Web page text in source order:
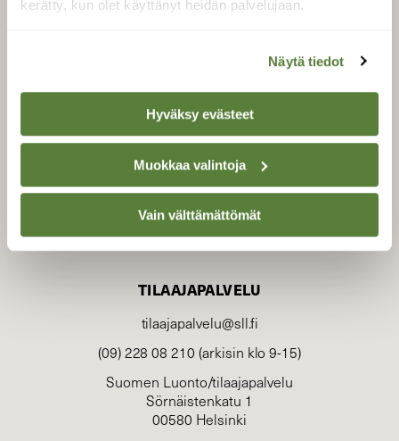
kerätty, kun olet käyttänyt heidän palvelujaan.
Näytä tiedot
Hyväksy evästeet
Muokkaa valintoja
Vain välttämättömät
Suomen Luonto -lehden
luonnonsuojelu­liitto.
TILAAJAPALVELU
tilaajapalvelu@sll.fi
(09) 228 08 210 (arkisin klo 9-15)
Suomen Luonto/tilaajapalvelu
Sörnäistenkatu 1
00580 Helsinki